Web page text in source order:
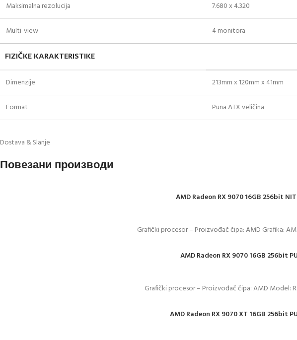
Maksimalna rezolucija 7.680 x 4.320
Multi-view 4 monitora
FIZIČKE KARAKTERISTIKE
Dimenzije 213mm x 120mm x 41mm
Format Puna ATX veličina
Dostava & Slanje
Повезани производи
AMD Radeon RX 9070 16GB 256bit
Grafički procesor – Proizvođač čipa: AMD Grafika:
AMD Radeon RX 9070 16GB 256bit
Grafički procesor – Proizvođač čipa: AMD Model:
AMD Radeon RX 9070 XT 16GB 256bit